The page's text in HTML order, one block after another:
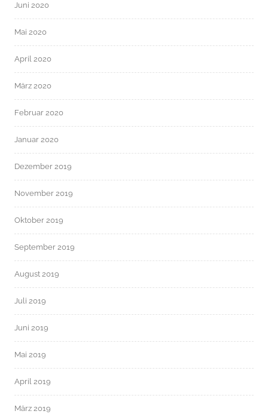
Juni 2020
Mai 2020
April 2020
März 2020
Februar 2020
Januar 2020
Dezember 2019
November 2019
Oktober 2019
September 2019
August 2019
Juli 2019
Juni 2019
Mai 2019
April 2019
März 2019